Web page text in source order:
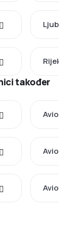
Rijeka
također
Avio
Avio
Avio